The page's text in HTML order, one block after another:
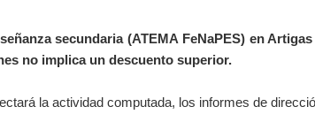
secundaria (ATEMA FeNaPES) en
no implica un descuento superior.
la actividad computada, los informes de